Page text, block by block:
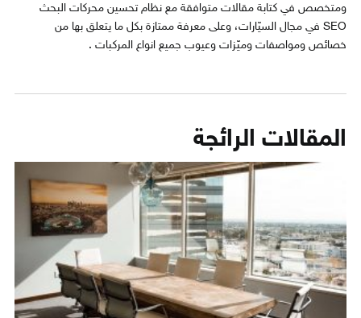
ومتخصص في كتابة مقالات متوافقة مع نظام تحسين محركات البحث
SEO في مجال السيّارات، وعلى معرفة ممتازة بكل ما يتعلق بها من
خصائص ومواصفات وميّزات وعيوب جميع انواع المركبات .
المقالات الرائجة